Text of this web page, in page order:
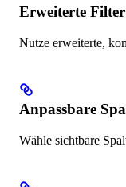
Erweiterte Filter
Nutze erweiterte,
Anpassbare
Wähle sichtbare